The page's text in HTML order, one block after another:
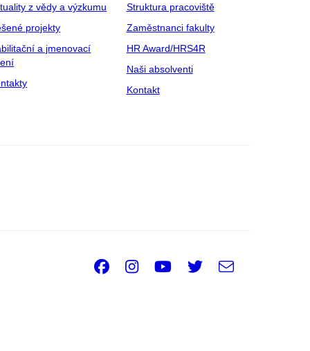
z vědy a výzkumu
projekty
a jmenovací
Struktura pracoviště
Zaměstnanci fakulty
HR Award/HRS4R
Naši absolventi
Kontakt
Facebook
Instagram
Youtube
Twitter
e-